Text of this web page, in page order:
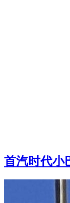
首汽时代小